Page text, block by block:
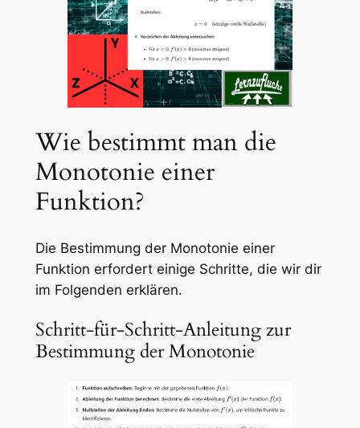
Wie bestimmt man die
Monotonie einer
Funktion?
Die Bestimmung der Monotonie einer
Funktion erfordert einige Schritte, die wir dir
im Folgenden erklären.
Schritt-für-Schritt-Anleitung zur
Bestimmung der Monotonie